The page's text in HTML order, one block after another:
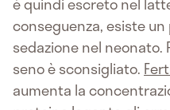
conseguenza, esiste
sedazione nel neonato.
seno è sconsigliato.
aumenta la